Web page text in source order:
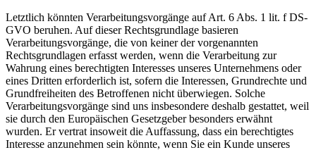
Letztlich könnten Verarbeitungsvorgänge auf Art. 6 Abs. 1 lit. f DS-
GVO beruhen. Auf dieser Rechtsgrundlage basieren
Verarbeitungsvorgänge, die von keiner der vorgenannten
Rechtsgrundlagen erfasst werden, wenn die Verarbeitung zur
Wahrung eines berechtigten Interesses unseres Unternehmens oder
eines Dritten erforderlich ist, sofern die Interessen, Grundrechte und
Grundfreiheiten des Betroffenen nicht überwiegen. Solche
Verarbeitungsvorgänge sind uns insbesondere deshalb gestattet, weil
sie durch den Europäischen Gesetzgeber besonders erwähnt
wurden. Er vertrat insoweit die Auffassung, dass ein berechtigtes
Interesse anzunehmen sein könnte, wenn Sie ein Kunde unseres